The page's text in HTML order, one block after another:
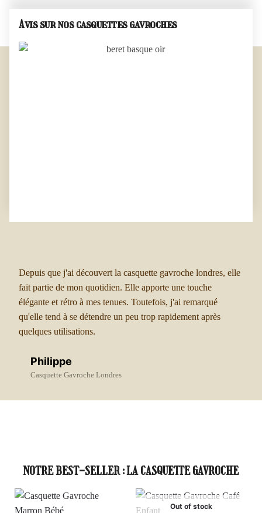
Avis sur nos casquettes gavroches
Depuis que j'ai découvert la casquette gavroche londres, elle
fait partie de mon quotidien. Elle apporte une touche
élégante et rétro à mes tenues. Toutefois, j'ai remarqué
qu'elle tend à se détendre un peu trop rapidement après
quelques utilisations.
Philippe
Casquette Gavroche Londres
NOTRE BEST-SELLER : LA CASQUETTE GAVROCHE
Out of stock